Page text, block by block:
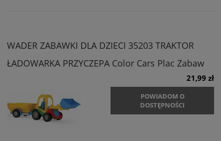
WADER ZABAWKI DLA DZIECI 35203 TRAKTOR
ŁADOWARKA PRZYCZEPA Color Cars Plac Zabaw
21,99 zł
POWIADOM O
DOSTĘPNOŚCI